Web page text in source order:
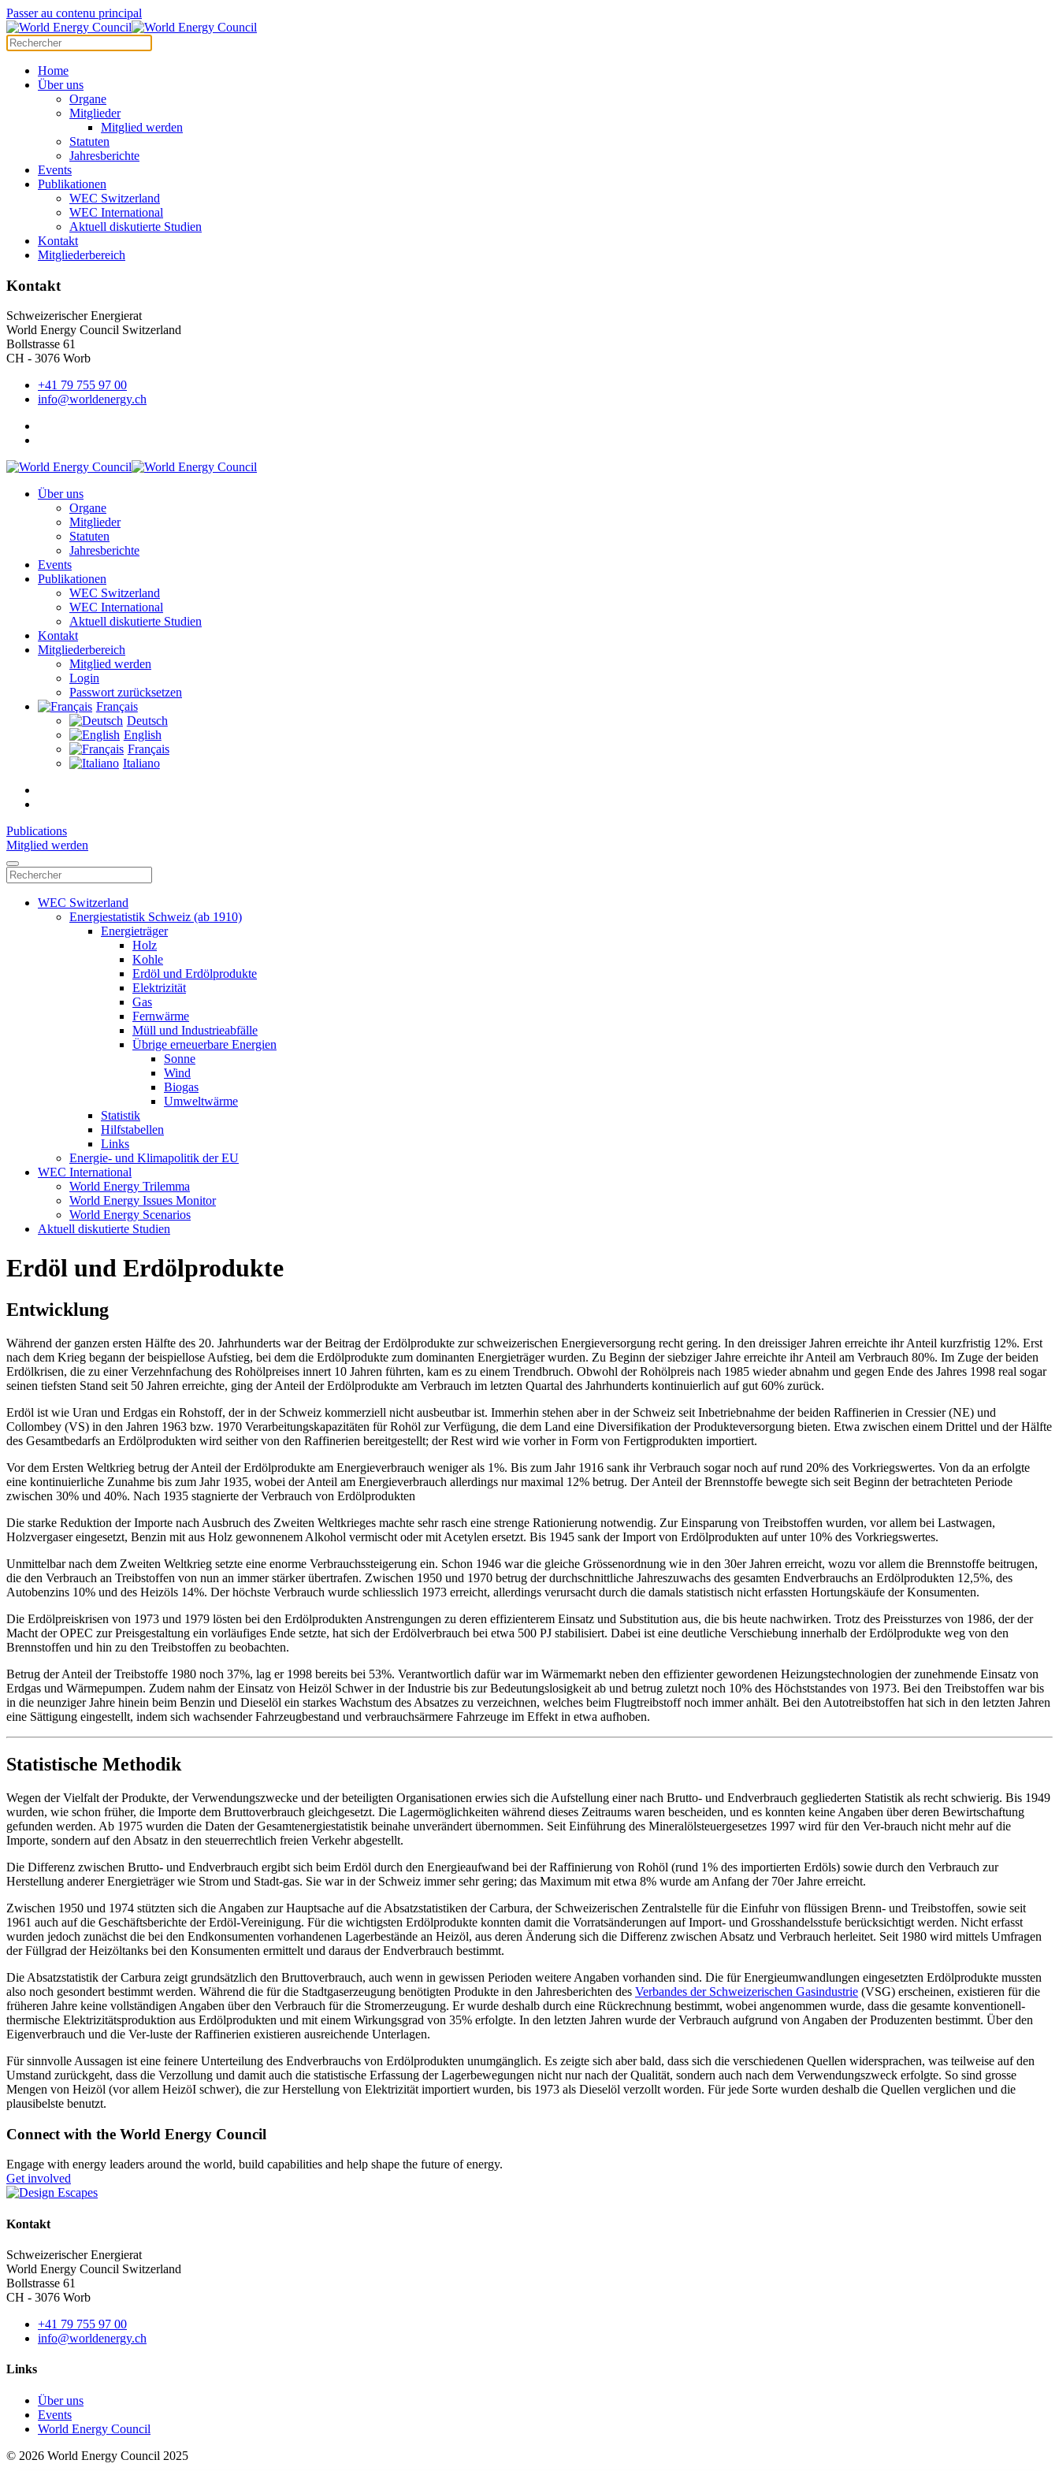
Panneau de gestion des cookies
Passer au contenu principal
Home
Über uns
Organe
Mitglieder
Mitglied werden
Statuten
Jahresberichte
Events
Publikationen
WEC Switzerland
WEC International
Aktuell diskutierte Studien
Kontakt
Mitgliederbereich
Kontakt
Schweizerischer Energierat
World Energy Council Switzerland
Bollstrasse 61
CH - 3076 Worb
+41 79 755 97 00
info@worldenergy.ch
Über uns
Organe
Mitglieder
Statuten
Jahresberichte
Events
Publikationen
WEC Switzerland
WEC International
Aktuell diskutierte Studien
Kontakt
Mitgliederbereich
Mitglied werden
Login
Passwort zurücksetzen
Français
Deutsch
English
Français
Italiano
Publications
Mitglied werden
WEC Switzerland
Energiestatistik Schweiz (ab 1910)
Energieträger
Holz
Kohle
Erdöl und Erdölprodukte
Elektrizität
Gas
Fernwärme
Müll und Industrieabfälle
Übrige erneuerbare Energien
Sonne
Wind
Biogas
Umweltwärme
Statistik
Hilfstabellen
Links
Energie- und Klimapolitik der EU
WEC International
World Energy Trilemma
World Energy Issues Monitor
World Energy Scenarios
Aktuell diskutierte Studien
Erdöl und Erdölprodukte
Entwicklung
Während der ganzen ersten Hälfte des 20. Jahrhunderts war der Beitrag der Erdölprodukte zur schweizerischen Energieversorgung recht gering. In den dreissiger Jahren erreichte ihr Anteil kurzfristig 12%. Erst
nach dem Krieg begann der beispiellose Aufstieg, bei dem die Erdölprodukte zum dominanten Energieträger wurden. Zu Beginn der siebziger Jahre erreichte ihr Anteil am Verbrauch 80%. Im Zuge der beiden
Erdölkrisen, die zu einer Verzehnfachung des Rohölpreises innert 10 Jahren führten, kam es zu einem Trendbruch. Obwohl der Rohölpreis nach 1985 wieder abnahm und gegen Ende des Jahres 1998 real sogar
seinen tiefsten Stand seit 50 Jahren erreichte, ging der Anteil der Erdölprodukte am Verbrauch im letzten Quartal des Jahrhunderts kontinuierlich auf gut 60% zurück.
Erdöl ist wie Uran und Erdgas ein Rohstoff, der in der Schweiz kommerziell nicht ausbeutbar ist. Immerhin stehen aber in der Schweiz seit Inbetriebnahme der beiden Raffinerien in Cressier (NE) und
Collombey (VS) in den Jahren 1963 bzw. 1970 Verarbeitungskapazitäten für Rohöl zur Verfügung, die dem Land eine Diversifikation der Produkteversorgung bieten. Etwa zwischen einem Drittel und der Hälfte
des Gesamtbedarfs an Erdölprodukten wird seither von den Raffinerien bereitgestellt; der Rest wird wie vorher in Form von Fertigprodukten importiert.
Vor dem Ersten Weltkrieg betrug der Anteil der Erdölprodukte am Energieverbrauch weniger als 1%. Bis zum Jahr 1916 sank ihr Verbrauch sogar noch auf rund 20% des Vorkriegswertes. Von da an erfolgte
eine kontinuierliche Zunahme bis zum Jahr 1935, wobei der Anteil am Energieverbrauch allerdings nur maximal 12% betrug. Der Anteil der Brennstoffe bewegte sich seit Beginn der betrachteten Periode
zwischen 30% und 40%. Nach 1935 stagnierte der Verbrauch von Erdölprodukten
Die starke Reduktion der Importe nach Ausbruch des Zweiten Weltkrieges machte sehr rasch eine strenge Rationierung notwendig. Zur Einsparung von Treibstoffen wurden, vor allem bei Lastwagen,
Holzvergaser eingesetzt, Benzin mit aus Holz gewonnenem Alkohol vermischt oder mit Acetylen ersetzt. Bis 1945 sank der Import von Erdölprodukten auf unter 10% des Vorkriegswertes.
Unmittelbar nach dem Zweiten Weltkrieg setzte eine enorme Verbrauchssteigerung ein. Schon 1946 war die gleiche Grössenordnung wie in den 30er Jahren erreicht, wozu vor allem die Brennstoffe beitrugen,
die den Verbrauch an Treibstoffen von nun an immer stärker übertrafen. Zwischen 1950 und 1970 betrug der durchschnittliche Jahreszuwachs des gesamten Endverbrauchs an Erdölprodukten 12,5%, des
Autobenzins 10% und des Heizöls 14%. Der höchste Verbrauch wurde schliesslich 1973 erreicht, allerdings verursacht durch die damals statistisch nicht erfassten Hortungskäufe der Konsumenten.
Die Erdölpreiskrisen von 1973 und 1979 lösten bei den Erdölprodukten Anstrengungen zu deren effizienterem Einsatz und Substitution aus, die bis heute nachwirken. Trotz des Preissturzes von 1986, der der
Macht der OPEC zur Preisgestaltung ein vorläufiges Ende setzte, hat sich der Erdölverbrauch bei etwa 500 PJ stabilisiert. Dabei ist eine deutliche Verschiebung innerhalb der Erdölprodukte weg von den
Brennstoffen und hin zu den Treibstoffen zu beobachten.
Betrug der Anteil der Treibstoffe 1980 noch 37%, lag er 1998 bereits bei 53%. Verantwortlich dafür war im Wärmemarkt neben den effizienter gewordenen Heizungstechnologien der zunehmende Einsatz von
Erdgas und Wärmepumpen. Zudem nahm der Einsatz von Heizöl Schwer in der Industrie bis zur Bedeutungslosigkeit ab und betrug zuletzt noch 10% des Höchststandes von 1973. Bei den Treibstoffen war bis
in die neunziger Jahre hinein beim Benzin und Dieselöl ein starkes Wachstum des Absatzes zu verzeichnen, welches beim Flugtreibstoff noch immer anhält. Bei den Autotreibstoffen hat sich in den letzten Jahren
eine Sättigung eingestellt, indem sich wachsender Fahrzeugbestand und verbrauchsärmere Fahrzeuge im Effekt in etwa aufhoben.
Statistische Methodik
Wegen der Vielfalt der Produkte, der Verwendungszwecke und der beteiligten Organisationen erwies sich die Aufstellung einer nach Brutto- und Endverbrauch gegliederten Statistik als recht schwierig. Bis 1949
wurden, wie schon früher, die Importe dem Bruttoverbrauch gleichgesetzt. Die Lagermöglichkeiten während dieses Zeitraums waren bescheiden, und es konnten keine Angaben über deren Bewirtschaftung
gefunden werden. Ab 1975 wurden die Daten der Gesamtenergiestatistik beinahe unverändert übernommen. Seit Einführung des Mineralölsteuergesetzes 1997 wird für den Ver-brauch nicht mehr auf die
Importe, sondern auf den Absatz in den steuerrechtlich freien Verkehr abgestellt.
Die Differenz zwischen Brutto- und Endverbrauch ergibt sich beim Erdöl durch den Energieaufwand bei der Raffinierung von Rohöl (rund 1% des importierten Erdöls) sowie durch den Verbrauch zur
Herstellung anderer Energieträger wie Strom und Stadt-gas. Sie war in der Schweiz immer sehr gering; das Maximum mit etwa 8% wurde am Anfang der 70er Jahre erreicht.
Zwischen 1950 und 1974 stützten sich die Angaben zur Hauptsache auf die Absatzstatistiken der Carbura, der Schweizerischen Zentralstelle für die Einfuhr von flüssigen Brenn- und Treibstoffen, sowie seit
1961 auch auf die Geschäftsberichte der Erdöl-Vereinigung. Für die wichtigsten Erdölprodukte konnten damit die Vorratsänderungen auf Import- und Grosshandelsstufe berücksichtigt werden. Nicht erfasst
wurden jedoch zunächst die bei den Endkonsumenten vorhandenen Lagerbestände an Heizöl, aus deren Änderung sich die Differenz zwischen Absatz und Verbrauch herleitet. Seit 1980 wird mittels Umfragen
der Füllgrad der Heizöltanks bei den Konsumenten ermittelt und daraus der Endverbrauch bestimmt.
Die Absatzstatistik der Carbura zeigt grundsätzlich den Bruttoverbrauch, auch wenn in gewissen Perioden weitere Angaben vorhanden sind. Die für Energieumwandlungen eingesetzten Erdölprodukte mussten
also noch gesondert bestimmt werden. Während die für die Stadtgaserzeugung benötigten Produkte in den Jahresberichten des Verbandes der Schweizerischen Gasindustrie (VSG) erscheinen, existieren für die
früheren Jahre keine vollständigen Angaben über den Verbrauch für die Stromerzeugung. Er wurde deshalb durch eine Rückrechnung bestimmt, wobei angenommen wurde, dass die gesamte konventionell-
thermische Elektrizitätsproduktion aus Erdölprodukten und mit einem Wirkungsgrad von 35% erfolgte. In den letzten Jahren wurde der Verbrauch aufgrund von Angaben der Produzenten bestimmt. Über den
Eigenverbrauch und die Ver-luste der Raffinerien existieren ausreichende Unterlagen.
Für sinnvolle Aussagen ist eine feinere Unterteilung des Endverbrauchs von Erdölprodukten unumgänglich. Es zeigte sich aber bald, dass sich die verschiedenen Quellen widersprachen, was teilweise auf den
Umstand zurückgeht, dass die Verzollung und damit auch die statistische Erfassung der Lagerbewegungen nicht nur nach der Qualität, sondern auch nach dem Verwendungszweck erfolgte. So sind grosse
Mengen von Heizöl (vor allem HeizöI schwer), die zur Herstellung von Elektrizität importiert wurden, bis 1973 als Dieselöl verzollt worden. Für jede Sorte wurden deshalb die Quellen verglichen und die
plausibelste benutzt.
Connect with the World Energy Council
Engage with energy leaders around the world, build capabilities and help shape the future of energy.
Get involved
Kontakt
Schweizerischer Energierat
World Energy Council Switzerland
Bollstrasse 61
CH - 3076 Worb
+41 79 755 97 00
info@worldenergy.ch
Links
Über uns
Events
World Energy Council
© 2026 World Energy Council 2025